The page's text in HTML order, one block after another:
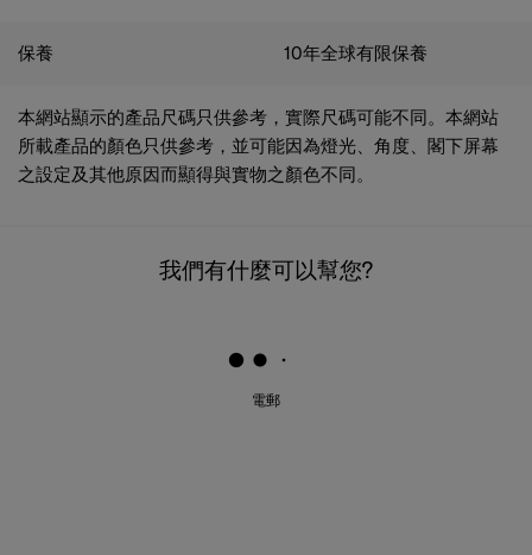
保養 10年全球有限保養
本網站顯示的產品尺碼只供參考，實際尺碼可能不同。本網站
所載產品的顏色只供參考，並可能因為燈光、角度、閣下屏幕
之設定及其他原因而顯得與實物之顏色不同。
我們有什麼可以幫您?
電郵